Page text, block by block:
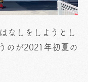
なしをしようとし
のが2021年初夏の